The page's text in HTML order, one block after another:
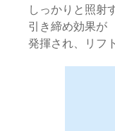
しっかりと照射
引き締め効果が
発揮され、リフ